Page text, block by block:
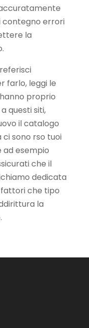
contegno errori
la
farlo, leggi le
proprio
questi siti,
il catalogo
sono rso tuoi
ad esempio
che il
dedicata
fattori che tipo
la